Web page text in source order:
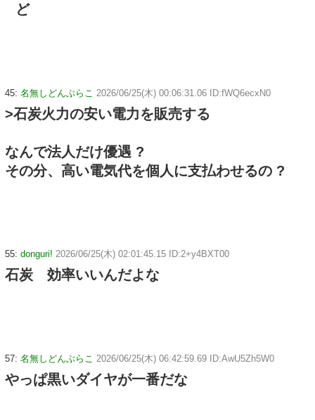
ど
45: 名無しどんぶらこ 2026/06/25(木) 00:06:31.06 ID:fWQ6ecxN0
>石炭火力の安い電力を販売する
なんで法人だけ優遇 ?
その分、高い電気代を個人に支払わせるの ?
55: donguri! 2026/06/25(木) 02:01:45.15 ID:2+y4BXT00
石炭 効率いいんだよな
57: 名無しどんぶらこ 2026/06/25(木) 06:42:59.69 ID:AwU5Zh5W0
やっぱ黒いダイヤが一番だな